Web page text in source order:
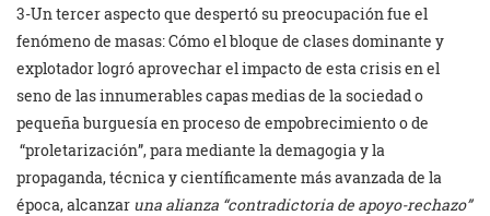
3-Un tercer aspecto que despertó su preocupación fue el
fenómeno de masas: Cómo el bloque de clases dominante y
explotador logró aprovechar el impacto de esta crisis en el
seno de las innumerables capas medias de la sociedad o
pequeña burguesía en proceso de empobrecimiento o de
“proletarización”, para mediante la demagogia y la
propaganda, técnica y científicamente más avanzada de la
época, alcanzar una alianza “contradictoria de apoyo-rechazo”